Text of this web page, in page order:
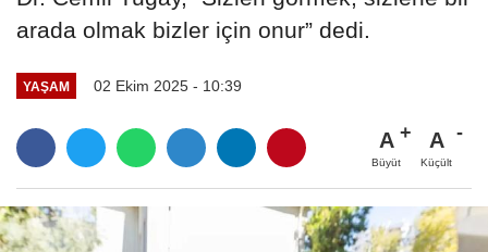
arada olmak bizler için onur” dedi.
YAŞAM 02 Ekim 2025 - 10:39
A
Büyüt
A
Küçült